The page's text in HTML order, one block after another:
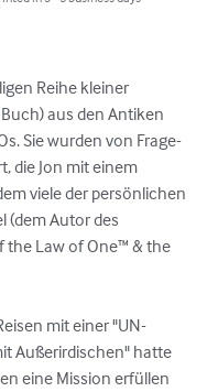
Reihe kleiner
aus den Antiken
Sie wurden von Frage-
die Jon mit einem
viele der persönlichen
(dem Autor des
the Law of One™ & the
mit einer "UN-
Außerirdischen" hatte
eine Mission erfüllen